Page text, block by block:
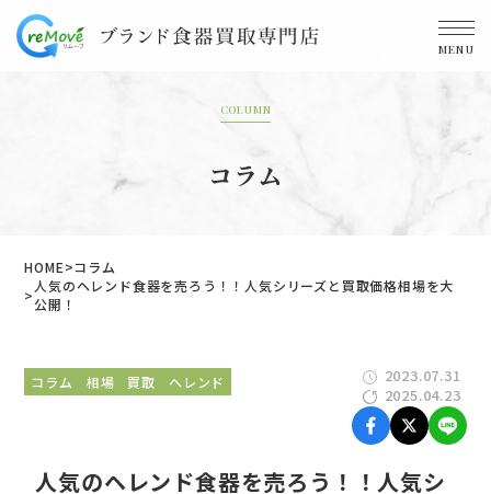
MENU
COLUMN
コラム
HOME
コラム
人気のヘレンド食器を売ろう！！人気シリーズと買取価格相場を大
公開！
コラム 相場 買取 ヘレンド
2023.07.31
2025.04.23
人気のヘレンド食器を売ろう！！人気シ